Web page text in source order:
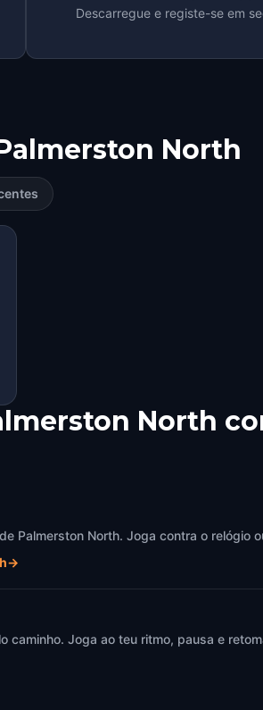
Descarregue e registe-se em
North
North
Palmerston North. Joga contra o relógio
→
caminho. Joga ao teu ritmo, pausa e